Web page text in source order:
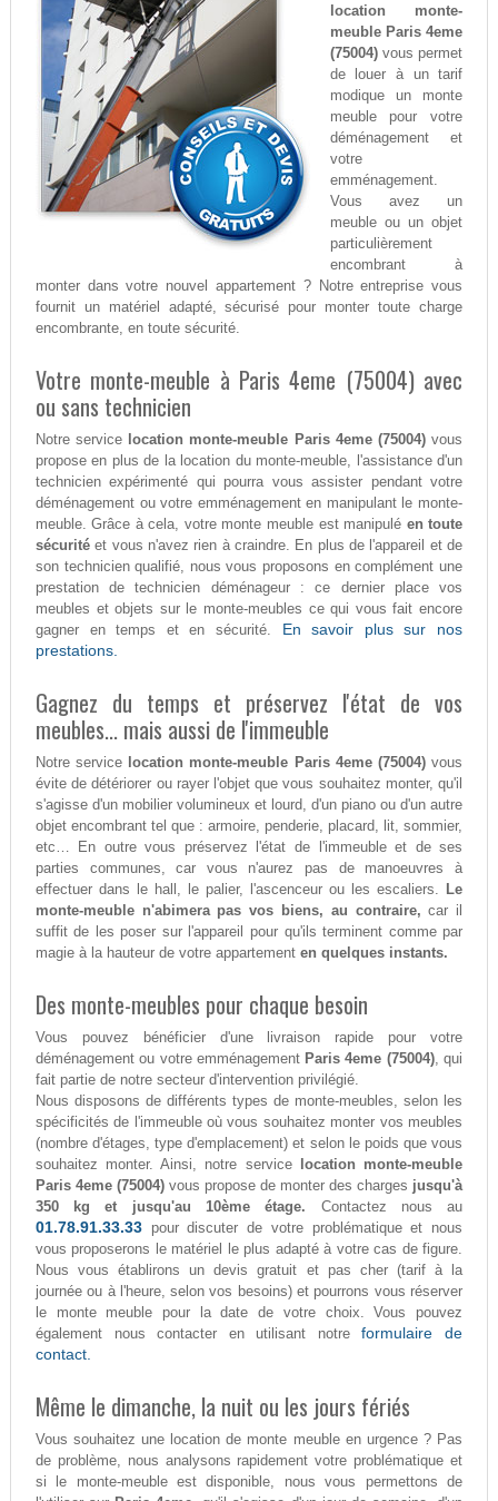
location monte-
meuble Paris 4eme
(75004)vous permet
de louer à un tarif
modique un monte
meuble pour votre
déménagement et
votre
emménagement.
Vous avez un
meuble ou un objet
particulièrement
encombrant à
monter dans votre nouvel appartement ? Notre entreprise vous
fournit un matériel adapté, sécurisé pour monter toute charge
encombrante, en toute sécurité.
Votre monte-meuble à Paris 4eme (75004) avec
ou sans technicien
Notre service location monte-meuble Paris 4eme (75004)vous
propose en plus de la location du monte-meuble, l'assistance d'un
technicien expérimenté qui pourra vous assister pendant votre
déménagement ou votre emménagement en manipulant le monte-
meuble. Grâce à cela, votre monte meuble est manipulé en toute
sécuritéet vous n'avez rien à craindre. En plus de l'appareil et de
son technicien qualifié, nous vous proposons en complément une
prestation de technicien déménageur : ce dernier place vos
meubles et objets sur le monte-meubles ce qui vous fait encore
gagner en temps et en sécurité. En savoir plus sur nos
prestations.
Gagnez du temps et préservez l'état de vos
meubles... mais aussi de l'immeuble
Notre service location monte-meuble Paris 4eme (75004)vous
évite de détériorer ou rayer l'objet que vous souhaitez monter, qu'il
s'agisse d'un mobilier volumineux et lourd, d'un piano ou d'un autre
objet encombrant tel que : armoire, penderie, placard, lit, sommier,
etc… En outre vous préservez l'état de l'immeuble et de ses
parties communes, car vous n'aurez pas de manoeuvres à
effectuer dans le hall, le palier, l'ascenceur ou les escaliers. Le
monte-meuble n'abimera pas vos biens, au contraire, car il
suffit de les poser sur l'appareil pour qu'ils terminent comme par
magie à la hauteur de votre appartement en quelques instants.
Des monte-meubles pour chaque besoin
Vous pouvez bénéficier d'une livraison rapide pour votre
déménagement ou votre emménagement Paris 4eme (75004), qui
fait partie de notre secteur d'intervention privilégié.
Nous disposons de différents types de monte-meubles, selon les
spécificités de l'immeuble où vous souhaitez monter vos meubles
(nombre d'étages, type d'emplacement) et selon le poids que vous
souhaitez monter. Ainsi, notre service
location monte-meuble
Paris 4eme (75004)vous propose de monter des charges jusqu'à
350 kg et jusqu'au 10ème étage. Contactez nous au
01.78.91.33.33pour discuter de votre problématique et nous
vous proposerons le matériel le plus adapté à votre cas de figure.
Nous vous établirons un devis gratuit et pas cher (tarif à la
journée ou à l'heure, selon vos besoins) et pourrons vous réserver
le monte meuble pour la date de votre choix. Vous pouvez
également nous contacter en utilisant notreformulaire de
contact.
Même le dimanche, la nuit ou les jours fériés
Vous souhaitez une location de monte meuble en urgence ? Pas
de problème, nous analysons rapidement votre problématique et
si le monte-meuble est disponible, nous vous permettons de